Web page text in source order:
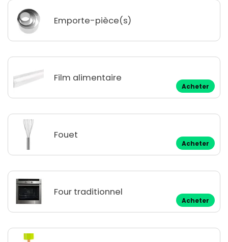
Emporte-pièce(s)
Film alimentaire
Acheter
Fouet
Acheter
Four traditionnel
Acheter